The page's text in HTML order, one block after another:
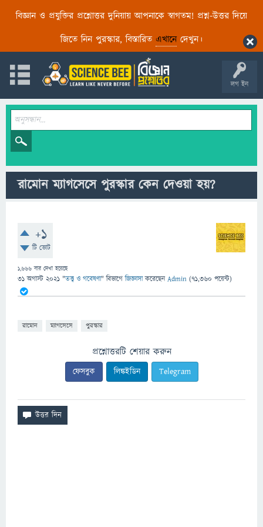
বিজ্ঞান ও প্রযুক্তির প্রশ্নোত্তর দুনিয়ায় আপনাকে স্বাগতম! প্রশ্ন-উত্তর দিয়ে
জিতে নিন পুরস্কার, বিস্তারিত এখানেদেখুন।
লগ ইন
রামোন ম্যাগসেসে পুরস্কার কেন দেওয়া হয়?
+1
টি ভোট
1,666 বার দেখা হয়েছে
31 অগাস্ট 2021 "তত্ত্ব ও গবেষণা" বিভাগে জিজ্ঞাসাকরেছেনAdmin (71,360 পয়েন্ট)
রামোন ম্যাগসেসে পুরস্কার
প্রশ্নোত্তরটি শেয়ার করুন
ফেসবুক লিঙ্কইডিন Telegram